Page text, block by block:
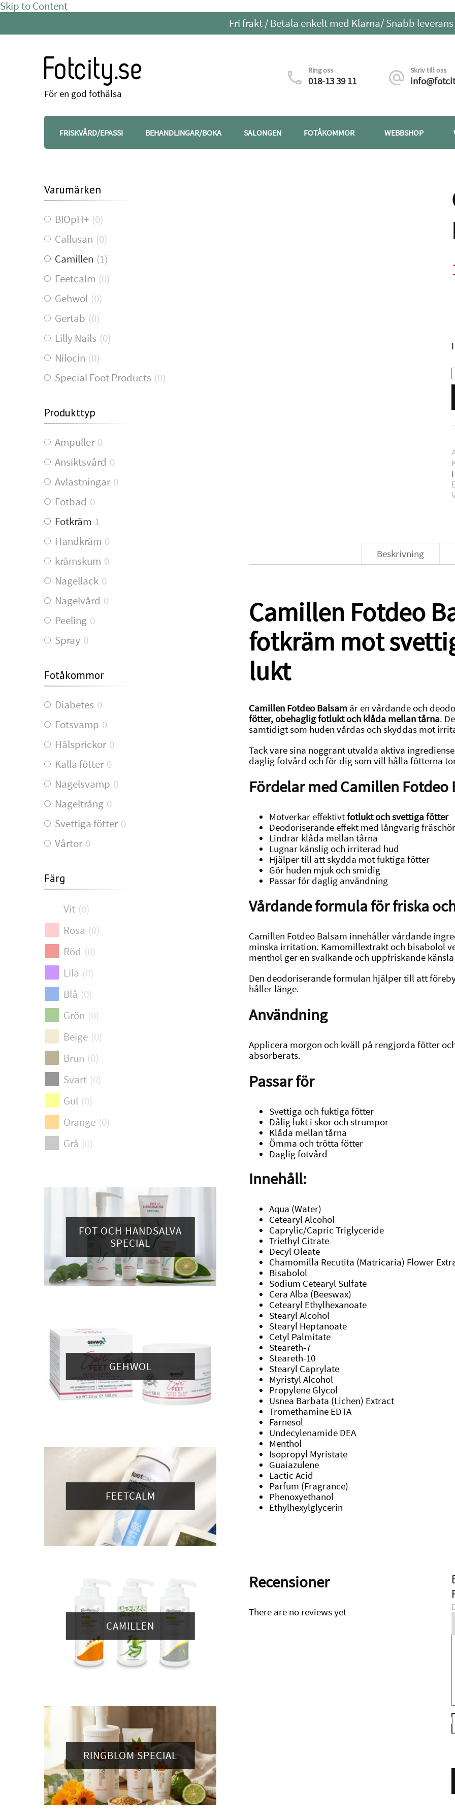
Skip to Content
Fri frakt / Betala enkelt med Klarna/ Snabb leverans
Fotcity.se
För en god fothälsa
Ring oss
018-13 39 11
Skriv till oss
FRISKVÅRD/EPASSI BEHANDLINGAR/BOKA SALONGEN FOTÅKOMMOR WEBBSHOP
Beskrivning
Camillen Fotdeo
fotkräm mot
lukt
Camillen Fotdeo Balsam är en vårdande och
fötter, obehaglig fotlukt och klåda mellan tårna.
samtidigt som huden vårdas och skyddas mot
Tack vare sina noggrant utvalda aktiva
daglig fotvård och för dig som vill hålla fötterna
Fördelar med Camillen Fotdeo
Motverkar effektivtfotlukt och svettiga fötter
Deodoriserande effekt med långvarig
Lindrar klåda mellan tårna
Lugnar känslig och irriterad hud
Hjälper till att skydda mot fuktiga fötter
Gör huden mjuk och smidig
Passar för daglig användning
Vårdande formula för friska
Camillen Fotdeo Balsam innehåller vårdande
minska irritation. Kamomillextrakt och bisabolol
menthol ger en svalkande och uppfriskande
Den deodoriserande formulan hjälper till att
håller länge.
Användning
Applicera morgon och kväll på rengjorda fötter
absorberats.
Passar för
Svettiga och fuktiga fötter
Dålig lukt i skor och strumpor
Klåda mellan tårna
Ömma och trötta fötter
Daglig fotvård
Innehåll:
Aqua (Water)
Cetearyl Alcohol
Caprylic/Capric Triglyceride
Triethyl Citrate
Decyl Oleate
Chamomilla Recutita (Matricaria) Flower
Bisabolol
Sodium Cetearyl Sulfate
Cera Alba (Beeswax)
Cetearyl Ethylhexanoate
Stearyl Alcohol
Stearyl Heptanoate
Cetyl Palmitate
Steareth-7
Steareth-10
Stearyl Caprylate
Myristyl Alcohol
Propylene Glycol
Usnea Barbata (Lichen) Extract
Tromethamine EDTA
Farnesol
Undecylenamide DEA
Menthol
Isopropyl Myristate
Guaiazulene
Lactic Acid
Parfum (Fragrance)
Phenoxyethanol
Ethylhexylglycerin
Recensioner
There are no reviews yet
Varumärken
BIOpH+ (0)
Callusan (0)
Camillen (1)
Feetcalm (0)
Gehwol (0)
Gertab (0)
Lilly Nails (0)
Nilocin (0)
Special Foot Products (0)
Produkttyp
Ampuller 0
Ansiktsvård 0
Avlastningar 0
Fotbad 0
Fotkräm 1
Handkräm 0
krämskum 0
Nagellack 0
Nagelvård 0
Peeling 0
Spray 0
Fotåkommor
Diabetes 0
Fotsvamp 0
Hälsprickor 0
Kalla fötter 0
Nagelsvamp 0
Nageltrång 0
Svettiga fötter 0
Vårtor 0
Färg
Vit (0)
Rosa (0)
Röd (0)
Lila (0)
Blå (0)
Grön (0)
Beige (0)
Brun (0)
Svart (0)
Gul (0)
Orange (0)
Grå (0)
FOT OCH HANDSALVA
SPECIAL
GEHWOL
FEETCALM
CAMILLEN
RINGBLOM SPECIAL